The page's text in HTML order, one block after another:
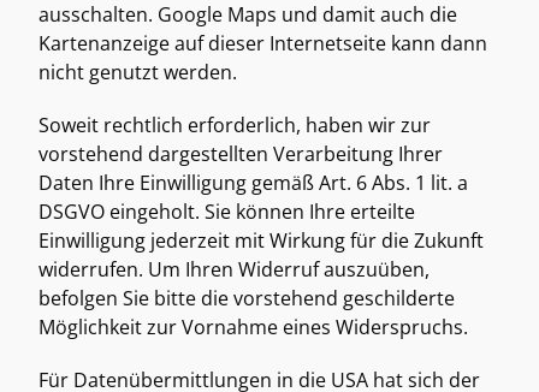
ausschalten. Google Maps und damit auch die
Kartenanzeige auf dieser Internetseite kann dann
nicht genutzt werden.
Soweit rechtlich erforderlich, haben wir zur
vorstehend dargestellten Verarbeitung Ihrer
Daten Ihre Einwilligung gemäß Art. 6 Abs. 1 lit. a
DSGVO eingeholt. Sie können Ihre erteilte
Einwilligung jederzeit mit Wirkung für die Zukunft
widerrufen. Um Ihren Widerruf auszuüben,
befolgen Sie bitte die vorstehend geschilderte
Möglichkeit zur Vornahme eines Widerspruchs.
Für Datenübermittlungen in die USA hat sich der